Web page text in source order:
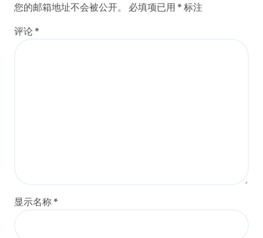
您的邮箱地址不会被公开。 必填项已用 * 标注
评论 *
显示名称 *